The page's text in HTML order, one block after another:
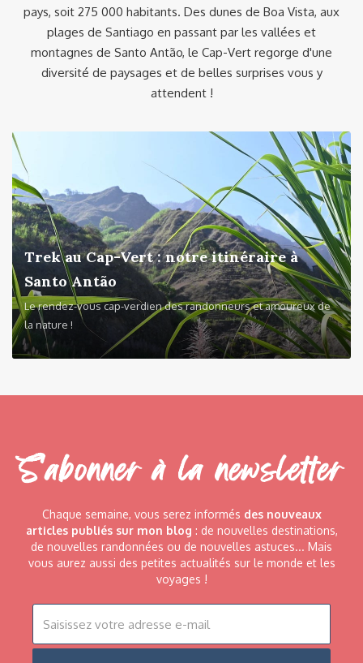
pays, soit 275 000 habitants. Des dunes de Boa Vista, aux
plages de Santiago en passant par les vallées et
montagnes de Santo Antão, le Cap-Vert regorge d'une
diversité de paysages et de belles surprises vous y
attendent !
Trek au Cap-Vert : notre itinéraire à
Santo Antão
Le rendez-vous cap-verdien des randonneurs et amoureux de
la nature !
S'abonner à la newsletter
Chaque semaine, vous serez informés des nouveaux
articles publiés sur mon blog : de nouvelles destinations,
de nouvelles randonnées ou de nouvelles astuces... Mais
vous aurez aussi des petites actualités sur le monde et les
voyages !